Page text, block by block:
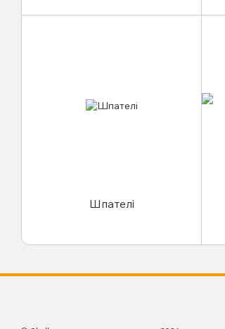
Шпателі